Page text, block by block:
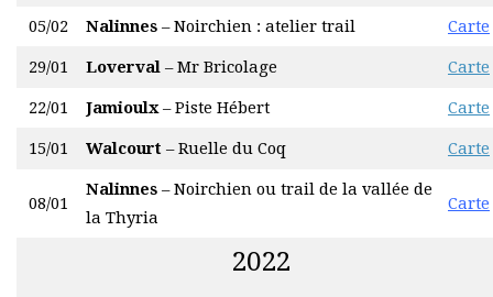
05/02 Nalinnes – Noirchien : atelier trail Carte
29/01 Loverval – Mr Bricolage Carte
22/01 Jamioulx– Piste Hébert Carte
15/01 Walcourt – Ruelle du Coq Carte
08/01
Nalinnes – Noirchien ou trail de la vallée de
la Thyria
Carte
2022